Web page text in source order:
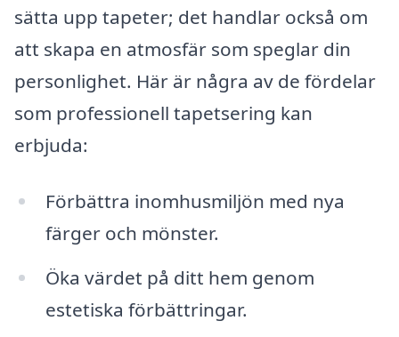
sätta upp tapeter; det handlar också om
att skapa en atmosfär som speglar din
personlighet. Här är några av de fördelar
som professionell tapetsering kan
erbjuda:
Förbättra inomhusmiljön med nya
färger och mönster.
Öka värdet på ditt hem genom
estetiska förbättringar.